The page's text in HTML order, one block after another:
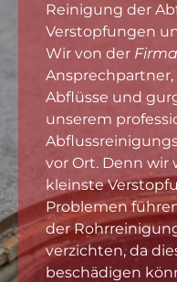
Reinigung der
Verstopfungen
Wir von der
Abflüsse und
unserem
vor Ort. Denn wir
kleinste
Problemen
der
verzichten, da
beschädigen